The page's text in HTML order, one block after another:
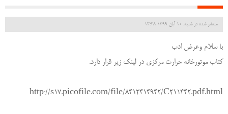
منتشر شده در شنبه, 10 آبان 1399 13:28
با سلام وعرض ادب
کتاب موتورخانه حرارت مرکزی در لینک زیر قرار دارد.
http://s17.picofile.com/file/8412414942/C211442.pdf.html